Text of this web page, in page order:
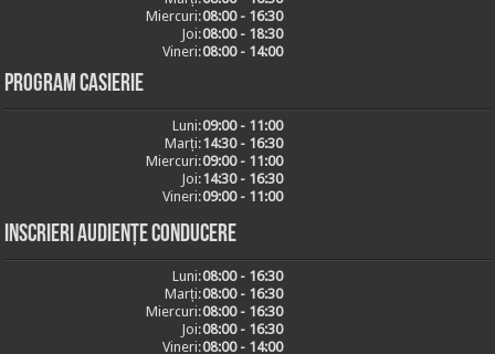
Miercuri:08:00 - 16:30
Joi:08:00 - 18:30
Vineri:08:00 - 14:00
Program casierie
Luni:09:00 - 11:00
Marți:14:30 - 16:30
Miercuri:09:00 - 11:00
Joi:14:30 - 16:30
Vineri:09:00 - 11:00
Inscrieri audiențe conducere
Luni:08:00 - 16:30
Marți:08:00 - 16:30
Miercuri:08:00 - 16:30
Joi:08:00 - 16:30
Vineri:08:00 - 14:00